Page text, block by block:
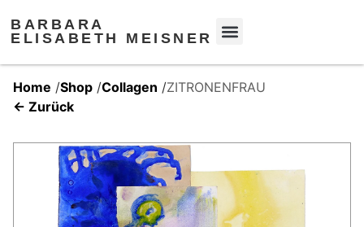
BARBARA
ELISABETH MEISNER
Home /Shop /Collagen /ZITRONENFRAU
← Zurück